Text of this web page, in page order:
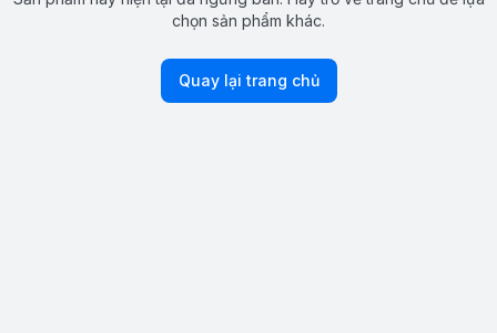
chọn sản phẩm khác.
Quay lại trang chủ